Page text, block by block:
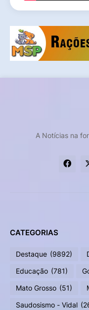
A Notícias na
CATEGORIAS
Destaque (9892)
Educação (781)
Mato Grosso (51)
Saudosismo - Vidal